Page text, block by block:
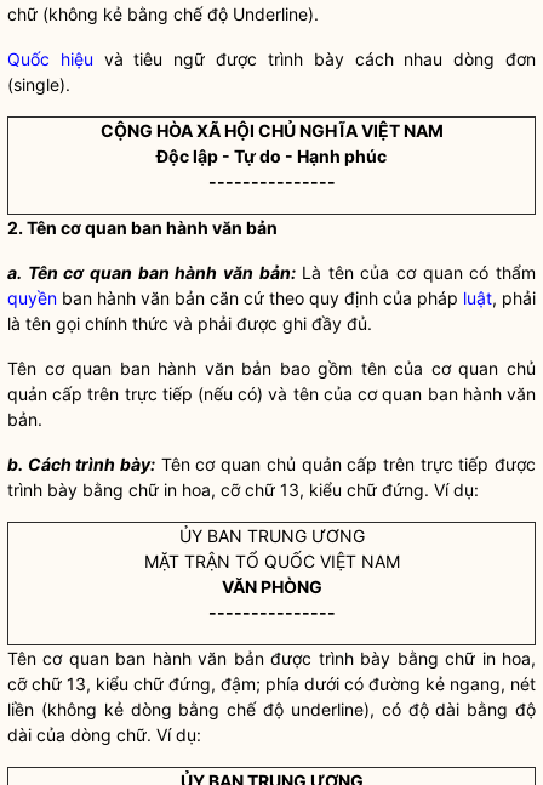
chữ (không kẻ bằng chế độ Underline).
Quốc hiệu và tiêu ngữ được trình bày cách nhau dòng đơn
(single).
CỘNG HÒA XÃ HỘI CHỦ NGHĨA VIỆT NAM
Độc lập - Tự do - Hạnh phúc
---------------
2. Tên cơ quan ban hành văn bản
a. Tên cơ quan ban hành văn bản:Là tên của cơ quan có thẩm
quyền ban hành văn bản căn cứ theo quy định của pháp luật, phải
là tên gọi chính thức và phải được ghi đầy đủ.
Tên cơ quan ban hành văn bản bao gồm tên của cơ quan chủ
quản cấp trên trực tiếp (nếu có) và tên của cơ quan ban hành văn
bản.
b. Cách trình bày: Tên cơ quan chủ quản cấp trên trực tiếp được
trình bày bằng chữ in hoa, cỡ chữ 13, kiểu chữ đứng. Ví dụ:
ỦY BAN TRUNG ƯƠNG
MẶT TRẬN TỔ QUỐC VIỆT NAM
VĂN PHÒNG
---------------
Tên cơ quan ban hành văn bản được trình bày bằng chữ in hoa,
cỡ chữ 13, kiểu chữ đứng, đậm; phía dưới có đường kẻ ngang, nét
liền (không kẻ dòng bằng chế độ underline), có độ dài bằng độ
dài của dòng chữ. Ví dụ:
ỦY BAN TRUNG ƯƠNG